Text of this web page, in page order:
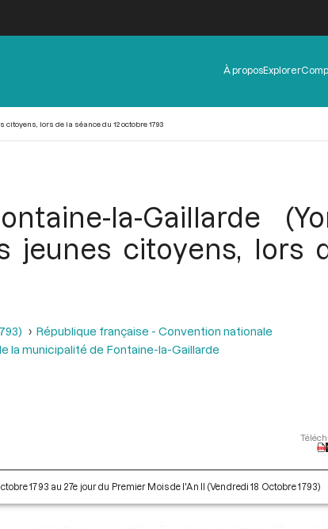
Menu
de
À proposExplorer
lors de la séance du 12 octobre 1793
la-Gaillarde
jeunes citoyens, lors
République française - Convention nationale
la municipalité de Fontaine-la-Gaillarde
1793 au 27e jour du Premier Mois de l'An II (Vendredi 18 Octobre 1793)